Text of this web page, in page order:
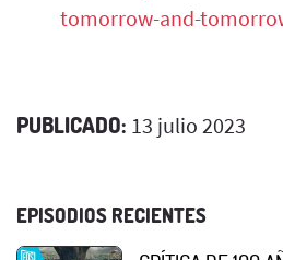
tomorrow-and-
PUBLICADO: 13 julio 2023
EPISODIOS RECIENTES